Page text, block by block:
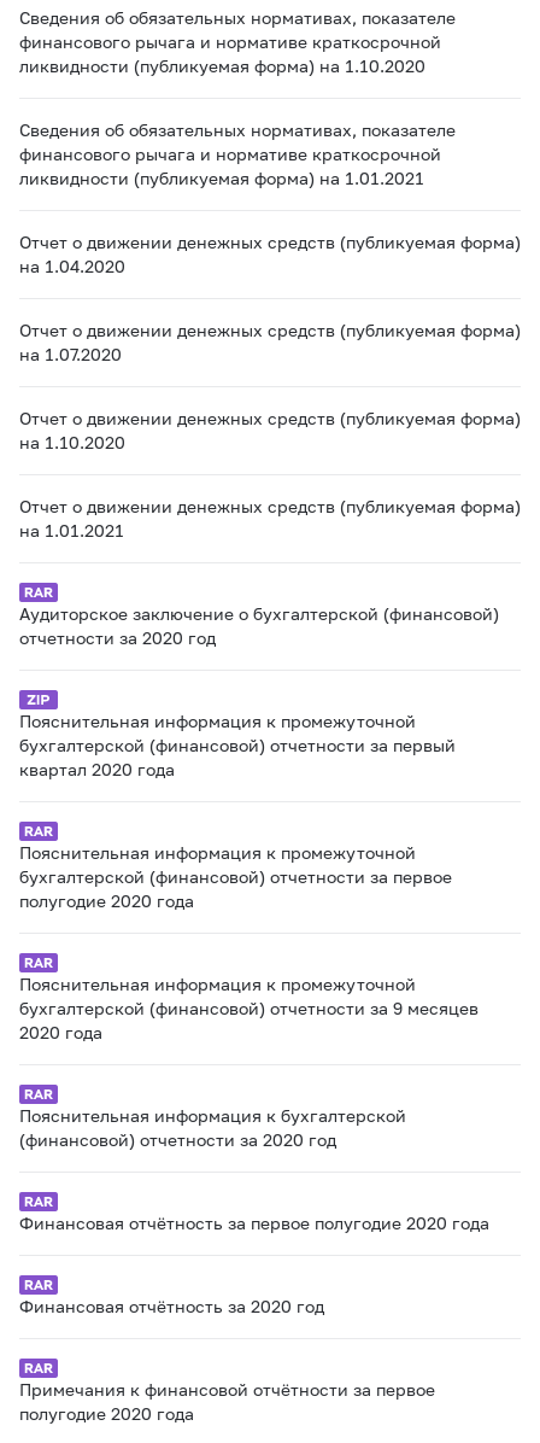
Сведения об обязательных нормативах, показателе
финансового рычага и нормативе краткосрочной
ликвидности (публикуемая форма) на 1.10.2020
Сведения об обязательных нормативах, показателе
финансового рычага и нормативе краткосрочной
ликвидности (публикуемая форма) на 1.01.2021
Отчет о движении денежных средств (публикуемая форма)
на 1.04.2020
Отчет о движении денежных средств (публикуемая форма)
на 1.07.2020
Отчет о движении денежных средств (публикуемая форма)
на 1.10.2020
Отчет о движении денежных средств (публикуемая форма)
на 1.01.2021
Аудиторское заключение о бухгалтерской (финансовой)
отчетности за 2020 год
Пояснительная информация к промежуточной
бухгалтерской (финансовой) отчетности за первый
квартал 2020 года
Пояснительная информация к промежуточной
бухгалтерской (финансовой) отчетности за первое
полугодие 2020 года
Пояснительная информация к промежуточной
бухгалтерской (финансовой) отчетности за 9 месяцев
2020 года
Пояснительная информация к бухгалтерской
(финансовой) отчетности за 2020 год
Финансовая отчётность за первое полугодие 2020 года
Финансовая отчётность за 2020 год
Примечания к финансовой отчётности за первое
полугодие 2020 года